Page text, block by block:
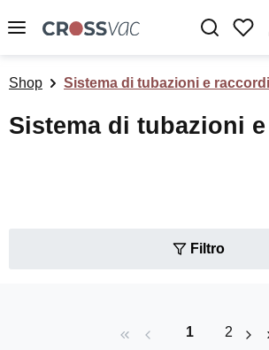
Passa al contenuto principale
Shop Sistema di tubazioni e raccordi
Sistema di tubazioni
Filtro
Pagina
1 Pagina
2